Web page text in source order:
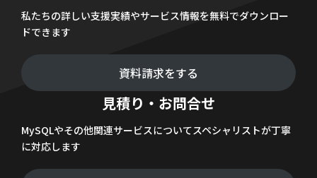
私たちの詳しい支援実績やサービス情報を無料でダウンロー
ドできます
資料請求をする
見積り・お問合せ
MySQLやその他関連サービスについてスペシャリストが丁寧
に対応します